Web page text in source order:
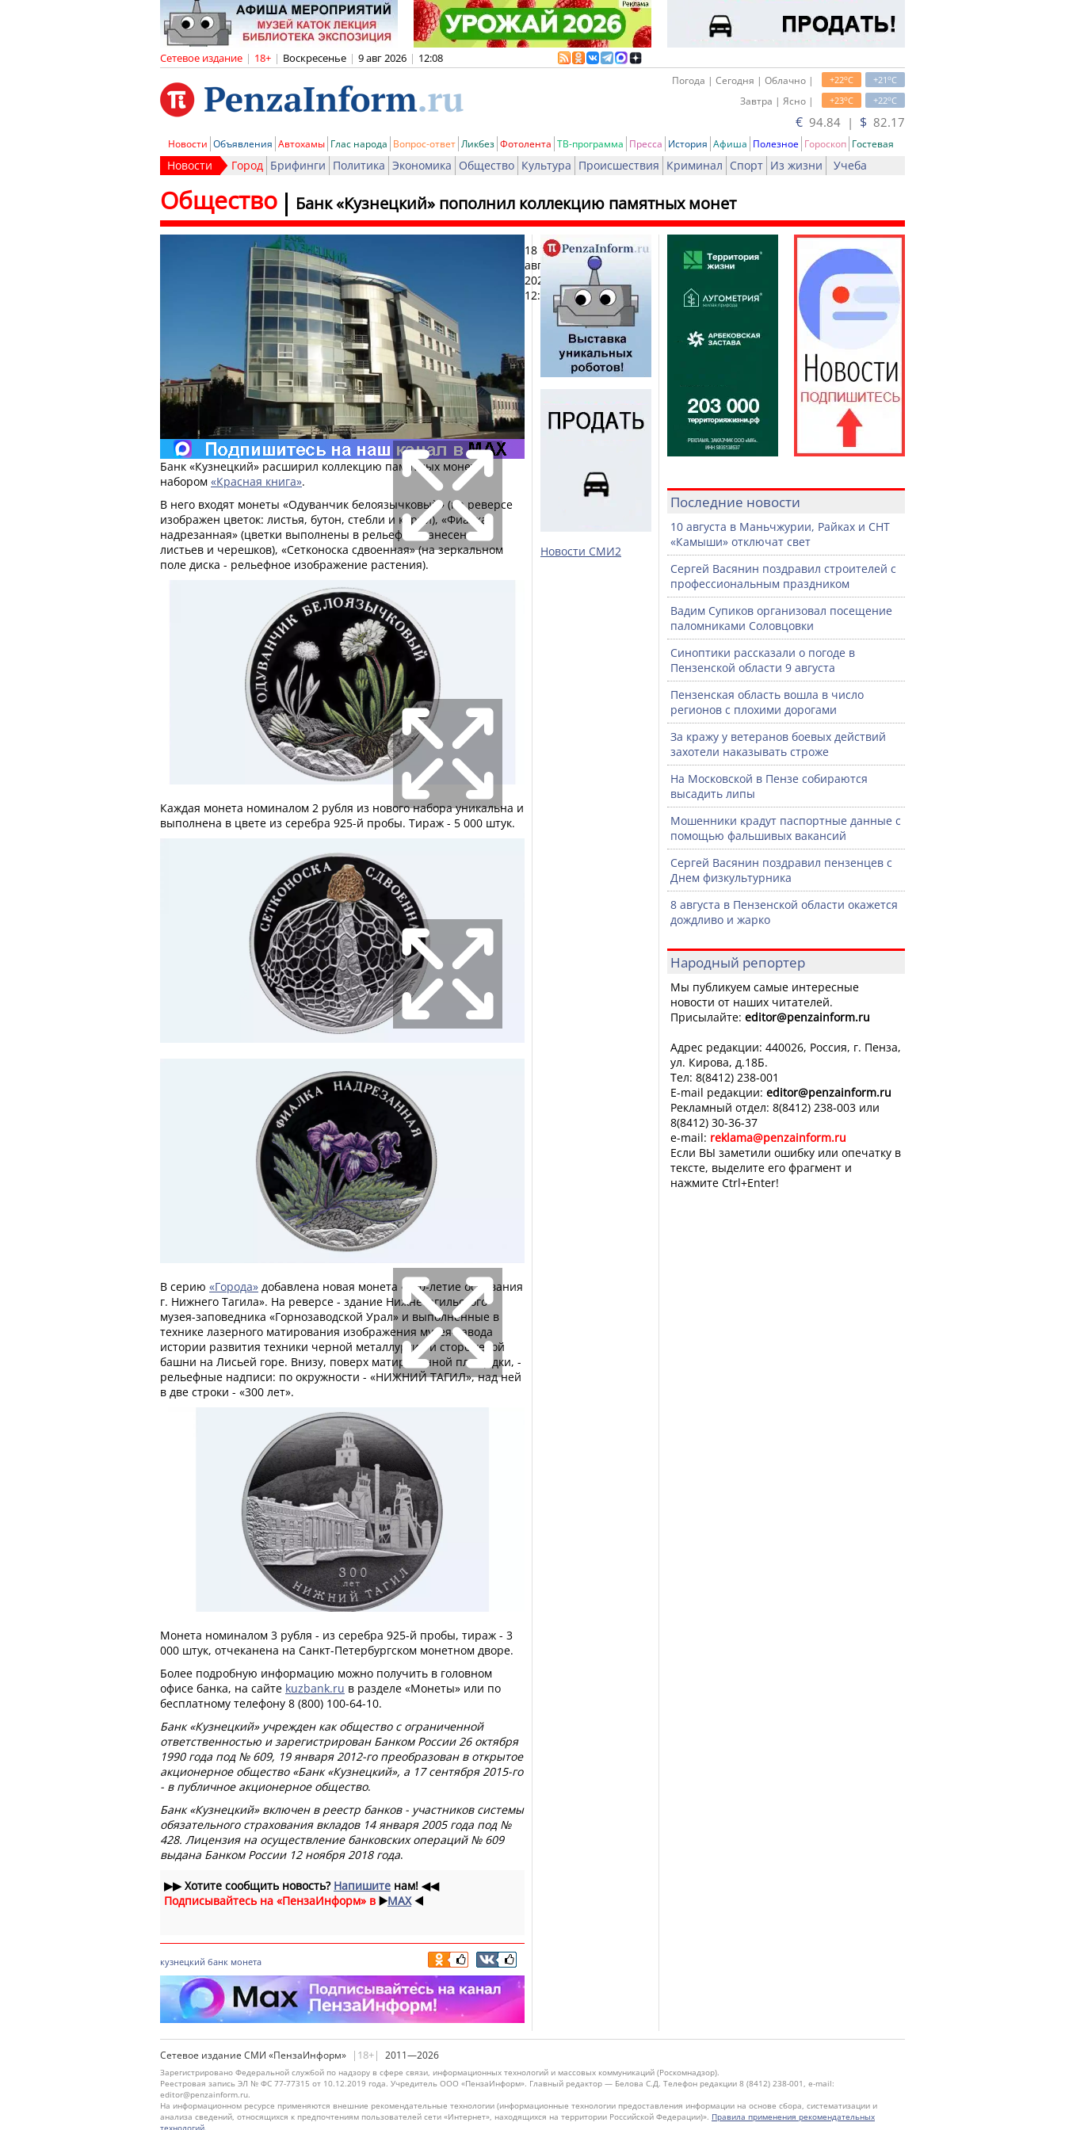
Сетевое издание | 18+ | Воскресенье | 9 авг 2026 | 12:08
+21oC
+22oC
Погода | Сегодня | Облачно |
+22oC
+23oC
Завтра | Ясно |
€ 94.84 | $ 82.17
Новости Объявления Автохамы Глас народа Вопрос-ответ Ликбез Фотолента ТВ-программа Пресса История Афиша Полезное Гороскоп Гостевая
Новости Город Брифинги Политика Экономика Общество Культура Происшествия Криминал Спорт Из жизни Учеба
Банк «Кузнецкий» пополнил коллекцию памятных монет
Общество
18
августа
2022,
12:14
Печать
Банк «Кузнецкий» расширил коллекцию памятных монет
набором «Красная книга».
В него входят монеты «Одуванчик белоязычковый» (на реверсе
изображен цветок: листья, бутон, стебли и корни), «Фиалка
надрезанная» (цветки выполнены в рельефе с нанесением
листьев и черешков), «Сетконоска сдвоенная» (на зеркальном
поле диска - рельефное изображение растения).
Каждая монета номиналом 2 рубля из нового набора уникальна и
выполнена в цвете из серебра 925-й пробы. Тираж - 5 000 штук.
В серию «Города» добавлена новая монета «300-летие основания
г. Нижнего Тагила». На реверсе - здание Нижнетагильского
музея-заповедника «Горнозаводской Урал» и выполненные в
технике лазерного матирования изображения музея-завода
истории развития техники черной металлургии и сторожевой
башни на Лисьей горе. Внизу, поверх матированной площадки, -
рельефные надписи: по окружности - «НИЖНИЙ ТАГИЛ», над ней
в две строки - «300 лет».
Монета номиналом 3 рубля - из серебра 925-й пробы, тираж - 3
000 штук, отчеканена на Санкт-Петербургском монетном дворе.
Более подробную информацию можно получить в головном
офисе банка, на сайте kuzbank.ru в разделе «Монеты» или по
бесплатному телефону 8 (800) 100-64-10.
Банк «Кузнецкий» учрежден как общество с ограниченной
ответственностью и зарегистрирован Банком России 26 октября
1990 года под № 609, 19 января 2012-го преобразован в открытое
акционерное общество «Банк «Кузнецкий», а 17 сентября 2015-го
- в публичное акционерное общество.
Банк «Кузнецкий» включен в реестр банков - участников системы
обязательного страхования вкладов 14 января 2005 года под №
428. Лицензия на осуществление банковских операций № 609
выдана Банком России 12 ноября 2018 года.
▶▶Хотите сообщить новость? Напишите нам! ◀◀
Подписывайтесь на «ПензаИнформ» в ▶️MAX ◀️
кузнецкий банк монета
Новости СМИ2
Последние новости
10 августа в Маньчжурии, Райках и СНТ
«Камыши» отключат свет
Сергей Васянин поздравил строителей с
профессиональным праздником
Вадим Супиков организовал посещение
паломниками Соловцовки
Синоптики рассказали о погоде в
Пензенской области 9 августа
Пензенская область вошла в число
регионов с плохими дорогами
За кражу у ветеранов боевых действий
захотели наказывать строже
На Московской в Пензе собираются
высадить липы
Мошенники крадут паспортные данные с
помощью фальшивых вакансий
Сергей Васянин поздравил пензенцев с
Днем физкультурника
8 августа в Пензенской области окажется
дождливо и жарко
Народный репортер
Мы публикуем самые интересные
новости от наших читателей.
Присылайте: editor@penzainform.ru
Адрес редакции: 440026, Россия, г. Пенза,
ул. Кирова, д.18Б.
Тел: 8(8412) 238-001
E-mail редакции: editor@penzainform.ru
Рекламный отдел: 8(8412) 238-003 или
8(8412) 30-36-37
e-mail: reklama@penzainform.ru
Если ВЫ заметили ошибку или опечатку в
тексте, выделите его фрагмент и
нажмите Ctrl+Enter!
Сетевое издание СМИ «ПензаИнформ» |18+| 2011—2026
Зарегистрировано Федеральной службой по надзору в сфере связи, информационных технологий и массовых коммуникаций (Роскомнадзор).
Реестровая запись ЭЛ № ФС 77-77315 от 10.12.2019 года. Учредитель ООО «ПензаИнформ». Главный редактор — Белова С.Д. Телефон редакции 8 (8412) 238-001, e-mail:
editor@penzainform.ru.
На информационном ресурсе применяются внешние рекомендательные технологии (информационные технологии предоставления информации на основе сбора, систематизации и
анализа сведений, относящихся к предпочтениям пользователей сети «Интернет», находящихся на территории Российской Федерации)». Правила применения рекомендательных
технологий